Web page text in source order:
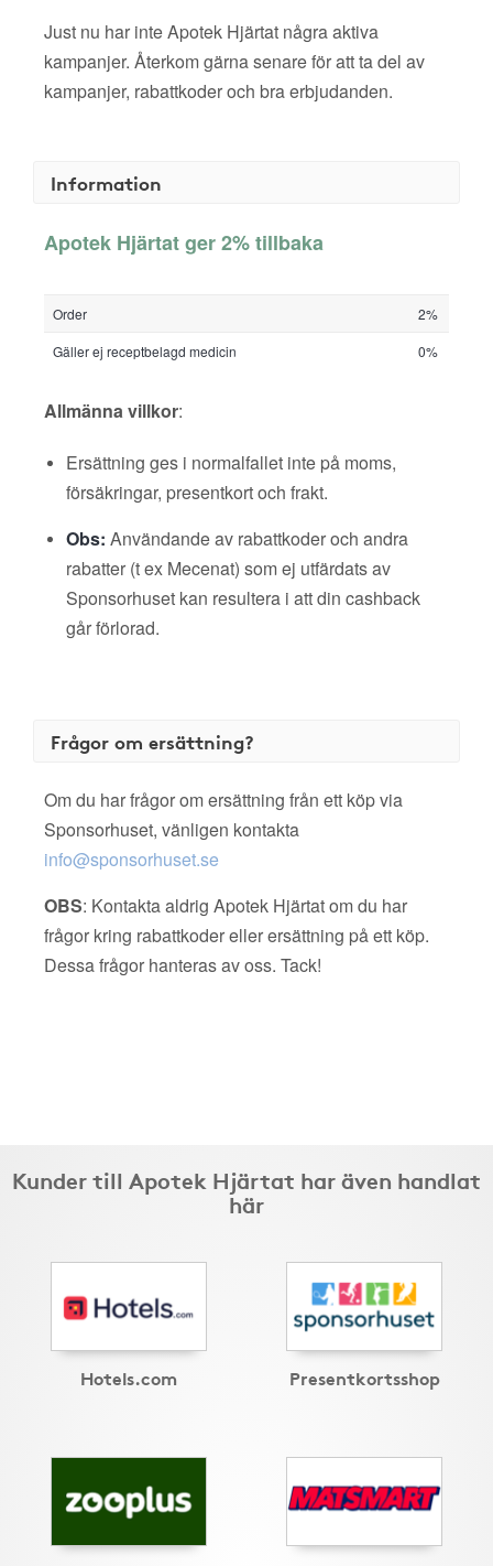
Just nu har inte Apotek Hjärtat några aktiva
kampanjer. Återkom gärna senare för att ta del av
kampanjer, rabattkoder och bra erbjudanden.
Information
Apotek Hjärtat ger 2% tillbaka
Order
2%
Gäller ej receptbelagd medicin
0%
Allmänna villkor:
Ersättning ges i normalfallet inte på moms,
försäkringar, presentkort och frakt.
Obs: Användande av rabattkoder och andra
rabatter (t ex Mecenat) som ej utfärdats av
Sponsorhuset kan resultera i att din cashback
går förlorad.
Frågor om ersättning?
Om du har frågor om ersättning från ett köp via
Sponsorhuset, vänligen kontakta
info@sponsorhuset.se
OBS: Kontakta aldrig Apotek Hjärtat om du har
frågor kring rabattkoder eller ersättning på ett köp.
Dessa frågor hanteras av oss. Tack!
Kunder till Apotek Hjärtat har även handlat
här
Hotels.com Presentkortsshop